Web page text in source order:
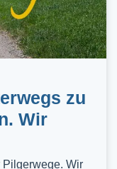
zu
Wir
Wir